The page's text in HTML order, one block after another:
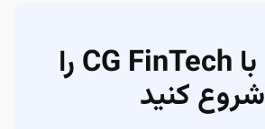
معامله با CG FinTech را
شروع کنید